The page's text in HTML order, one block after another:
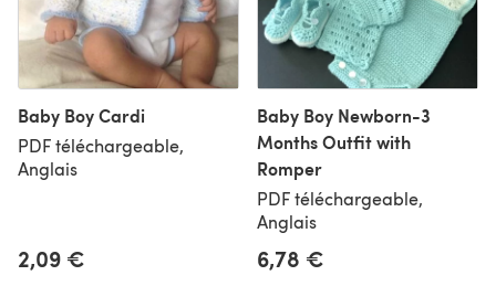
Baby Boy Cardi
PDF téléchargeable,
Anglais
2,09 €
Baby Boy Newborn-3
Months Outfit with
Romper
PDF téléchargeable,
Anglais
6,78 €